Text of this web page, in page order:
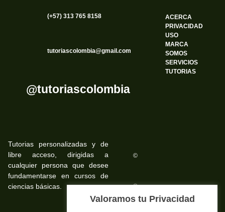
(+57) 313 765 8158
tutoriascolombia@gmail.com
@tutoriascolombia
ACERCA
PRIVACIDAD
USO
MARCA
SOMOS
SERVICIOS
TUTORIAS
Tutorias personalizadas y de
libre acceso, dirigidas a
cualquier persona que desee
fundamentarse en cursos de
ciencias básicas.
©
©
Valoramos tu Privacidad